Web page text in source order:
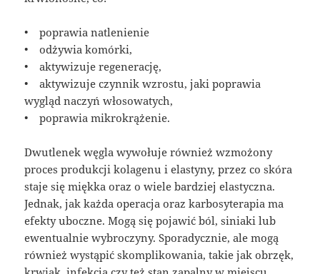
• poprawia natlenienie
• odżywia komórki,
• aktywizuje regenerację,
• aktywizuje czynnik wzrostu, jaki poprawia
wygląd naczyń włosowatych,
• poprawia mikrokrążenie.
Dwutlenek węgla wywołuje również wzmożony
proces produkcji kolagenu i elastyny, przez co skóra
staje się miękka oraz o wiele bardziej elastyczna.
Jednak, jak każda operacja oraz karbosyterapia ma
efekty uboczne. Mogą się pojawić ból, siniaki lub
ewentualnie wybroczyny. Sporadycznie, ale mogą
również wystąpić skomplikowania, takie jak obrzęk,